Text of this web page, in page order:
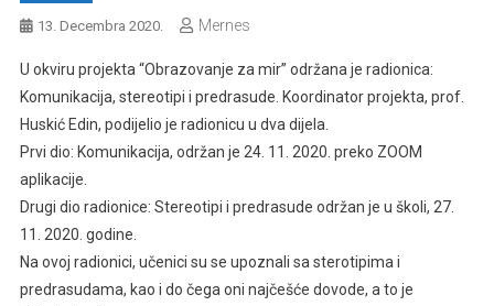
13. Decembra 2020. Mernes
U okviru projekta “Obrazovanje za mir” održana je radionica:
Komunikacija, stereotipi i predrasude. Koordinator projekta, prof.
Huskić Edin, podijelio je radionicu u dva dijela.
Prvi dio: Komunikacija, održan je 24. 11. 2020. preko ZOOM
aplikacije.
Drugi dio radionice: Stereotipi i predrasude održan je u školi, 27.
11. 2020. godine.
Na ovoj radionici, učenici su se upoznali sa sterotipima i
predrasudama, kao i do čega oni najčešće dovode, a to je